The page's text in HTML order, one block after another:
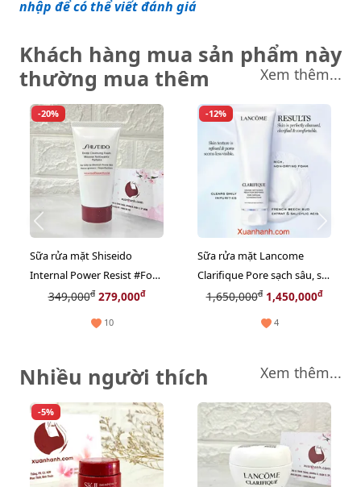
nhập để có thể viết đánh giá
Khách hàng mua sản phẩm này
thường mua thêm
Xem thêm...
-20%
Sữa rửa mặt Shiseido
Internal Power Resist #For
Oily - sạch sâu cho da dầu,
349,000đ279,000đ
10
-12%
Sữa rửa mặt Lancome
Clarifique Pore sạch sâu, se
lỗ chân lông, sáng da -
1,650,000đ1,450,000đ
4
Nhiều người thích Xem thêm...
-5%